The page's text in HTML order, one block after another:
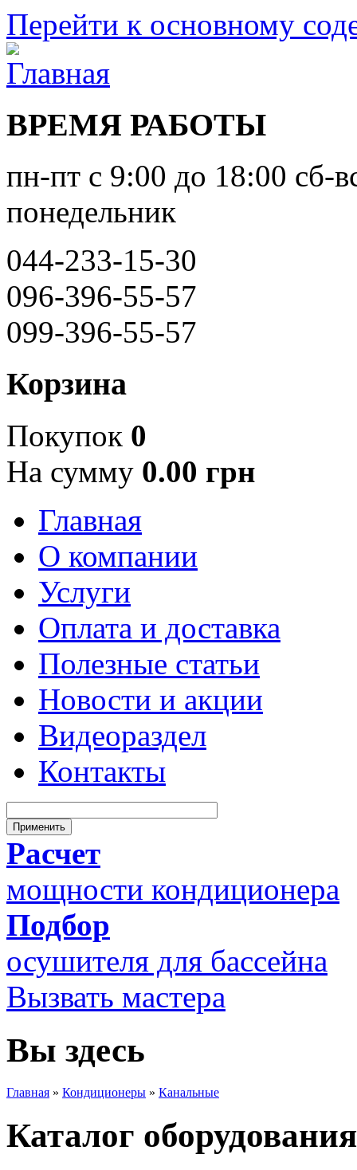
Перейти к основному
ВРЕМЯ РАБОТЫ
пн-пт с 9:00 до 18:00 сб-
понедельник
044-233-15-30
096-396-55-57
099-396-55-57
Корзина
Покупок 0
На сумму 0.00 грн
Главная
О компании
Услуги
Оплата и доставка
Полезные статьи
Новости и акции
Видеораздел
Контакты
Расчет
мощности кондиционера
Подбор
осушителя для бассейна
Вызвать мастера
Вы здесь
Главная » Кондиционеры » Канальные
Каталог оборудования